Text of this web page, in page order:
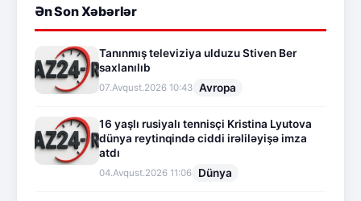
Ən Son Xəbərlər
Tanınmış televiziya ulduzu Stiven Ber
saxlanılıb
07.Avqust.2026 10:43 Avropa
16 yaşlı rusiyalı tennisçi Kristina Lyutova
dünya reytinqində ciddi irəliləyişə imza
atdı
04.Avqust.2026 11:06 Dünya